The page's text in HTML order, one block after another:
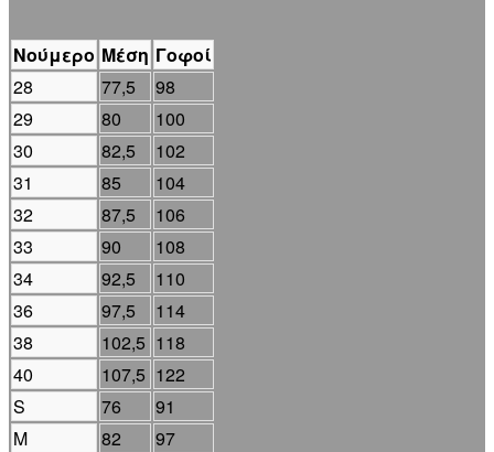
Νούμερο Μέση Γοφοί
28
77,5
98
29
80
100
30
82,5
102
31
85
104
32
87,5
106
33
90
108
34
92,5
110
36
97,5
114
38
102,5 118
40
107,5 122
S
76
91
M
82
97